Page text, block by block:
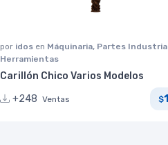
por idos en Máquinaria, Partes
Herramientas
Carillón Chico Varios Modelos
+248 Ventas $